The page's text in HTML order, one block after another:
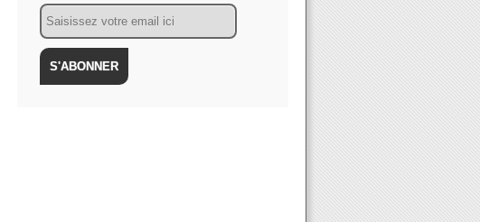
Email